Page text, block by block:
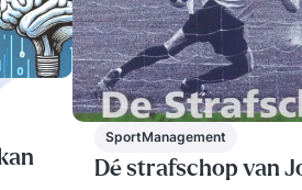
SportManagement
Dé strafschop van